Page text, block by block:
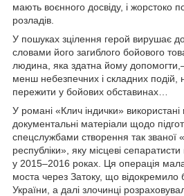
мають воєнного досвіду, і жорстоко
розладів.
У пошуках зцілення герой вирушає
словами його загиб­лого бойового
людина, яка здатна йому
менш небезпечних і складних подій,
пережити у бойових обставинах…
У романі «Клич індички» використані
документальні матеріали щодо
спецслужбами створення так званої
республіки», яку місцеві
у 2015–2016 роках. Ця операція
моста через Затоку, що відокремило
України, а далі злочинці